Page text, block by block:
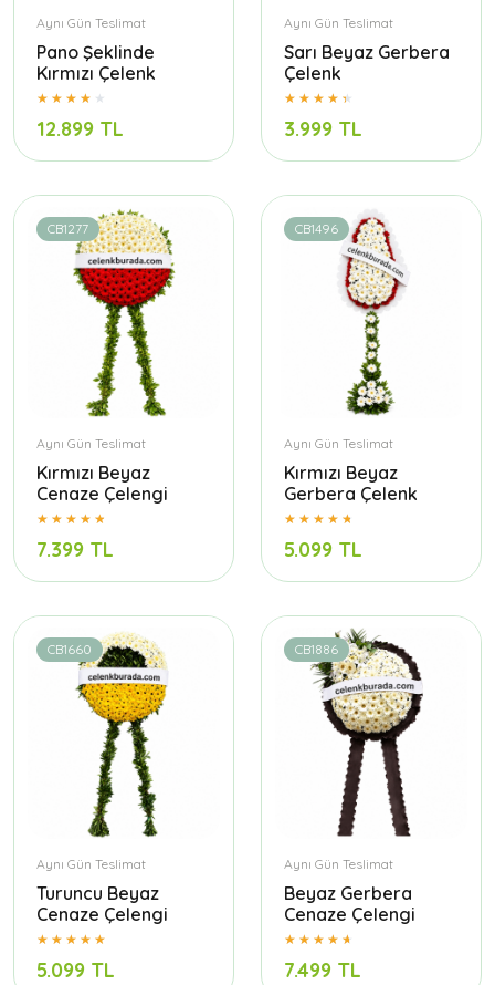
Aynı Gün Teslimat
Pano Şeklinde
Kırmızı Çelenk
12.899 TL
Aynı Gün Teslimat
Sarı Beyaz Gerbera
Çelenk
3.999 TL
CB1277
Aynı Gün Teslimat
Kırmızı Beyaz
Cenaze Çelengi
7.399 TL
CB1496
Aynı Gün Teslimat
Kırmızı Beyaz
Gerbera Çelenk
5.099 TL
CB1660
Aynı Gün Teslimat
Turuncu Beyaz
Cenaze Çelengi
5.099 TL
CB1886
Aynı Gün Teslimat
Beyaz Gerbera
Cenaze Çelengi
7.499 TL